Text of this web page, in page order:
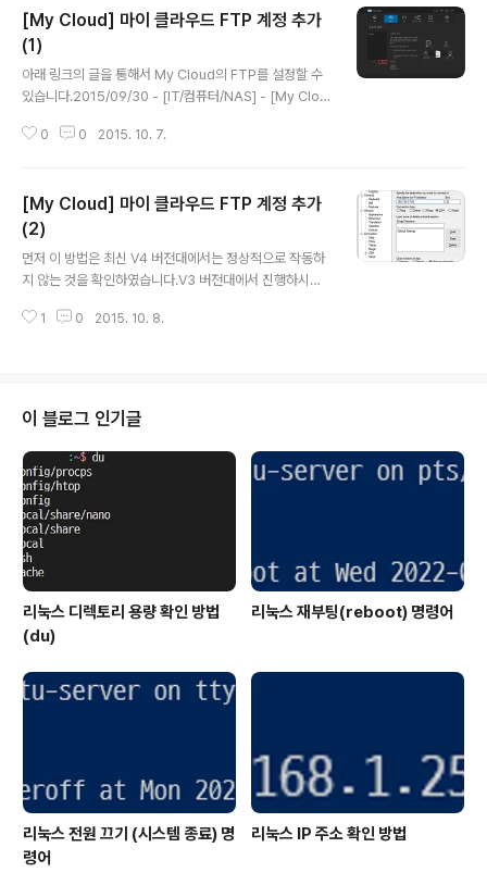
용자 메뉴를 클릭합니다.기본적으로 admin의 계정이 존
재하며 암호를 켜기 상태로 변경하고 새로운 암호를 입력
합니다. 이제 기본적으로 FTP에 접속이 가능하게 됩니다.
접속은 ftp://My Cloud의 IP 형태로 가능합니다.FTP의
포트를 변경하기 위해서 putty 등으로 SSH 접속을 합니
다.이 작업을 하지 않아도 FTP는 정상적으로 사용이 가능
[My Cloud] 마이 클라우드 FTP 계정 추가
(1)
아래 링크의 글을 통해서 My Cloud의 FTP를 설정할 수
있습니다.2015/09/30 - [IT/컴퓨터/NAS] - [My Clou
계정의 추가가 필요합니다.My Cloud의 관리 페이지에서
사용자 메뉴로 이동한 이후에 아래 이미지에 표시된 추가
버튼을 누릅니다.다음과 같이 사용자 추가 화면이 표시됩
니다.간단하게 이름에 ID, 암호와 암호 확인에 암호를 입력
하고 저장을 누르면 사용자가 추가됩니다.사용자 추가에
제 생성된 계정으로 FTP를 접속할 있게 됩니다.그리고 Ro
0 0 2015. 10. 7.
[My Cloud] 마이 클라우드 FTP 계정 추가
(2)
먼저 이 방법은 최신 V4 버전대에서는 정상적으로 작동하
지 않는 것을 확인하였습니다.V3 버전대에서 진행하시기
TP 계정을 추가할 수 있습니다.FTP에 계정을 추가하는
토리로 접속이 됩니다. 이렇게 되면 다른 사용자의 데이터
를 볼 수 있는 단점이 존재합니다.각 사용자를 생성하면서
생성된 사용자 디렉토리를 기본 디렉토리로 지정하는 방법
은 다음과 같습니다.이 작업을 위해서 SSH 접속이 필요합
니다.putty 등으로 My Cloud에 접속합니다.My Cloud..
1 0 2015. 10. 8.
이 블로그 인기글
리눅스 디렉토리 용량 확인 방법
(du)
리눅스 재부팅(reboot) 명령어
리눅스 전원 끄기 (시스템 종료) 명
령어
리눅스 IP 주소 확인 방법